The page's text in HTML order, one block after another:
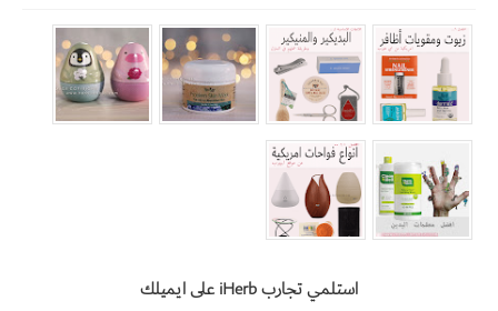
استلمي تجارب iHerb على ايميلك